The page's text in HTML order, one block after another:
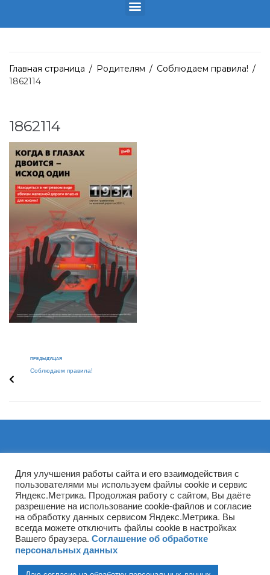
Главная страница / Родителям / Соблюдаем правила! /
1862114
1862114
ПРЕДЫДУЩАЯ
Соблюдаем правила!
Архивы
(ГПОУ ТО «НТПБ») 2020 г. ©
Для улучшения работы сайта и его взаимодействия с
пользователями мы используем файлы cookie и сервис
Яндекс.Метрика. Продолжая работу с сайтом, Вы даёте
разрешение на использование cookie-файлов и согласие
на обработку данных сервисом Яндекс.Метрика. Вы
всегда можете отключить файлы cookie в настройках
Вашего браузера. Соглашение об обработке
персональных данных